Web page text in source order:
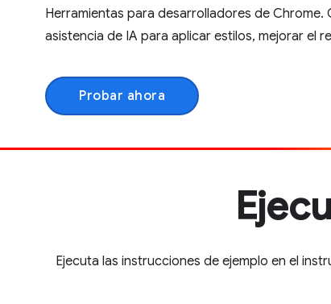
Herramientas para desarrolladores de Chrome.
asistencia de IA para aplicar estilos, mejorar el
Probar ahora
Ejecuta las instrucciones de ejemplo en el